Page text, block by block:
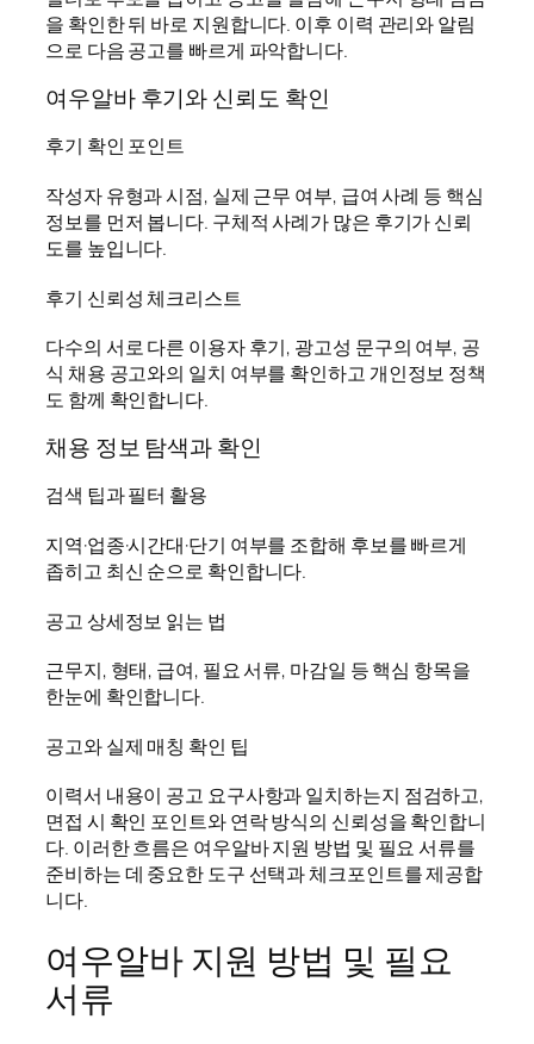
을 확인한 뒤 바로 지원합니다. 이후 이력 관리와 알림
으로 다음 공고를 빠르게 파악합니다.
여우알바 후기와 신뢰도 확인
후기 확인 포인트
작성자 유형과 시점, 실제 근무 여부, 급여 사례 등 핵심
정보를 먼저 봅니다. 구체적 사례가 많은 후기가 신뢰
도를 높입니다.
후기 신뢰성 체크리스트
다수의 서로 다른 이용자 후기, 광고성 문구의 여부, 공
식 채용 공고와의 일치 여부를 확인하고 개인정보 정책
도 함께 확인합니다.
채용 정보 탐색과 확인
검색 팁과 필터 활용
지역·업종·시간대·단기 여부를 조합해 후보를 빠르게
좁히고 최신 순으로 확인합니다.
공고 상세정보 읽는 법
근무지, 형태, 급여, 필요 서류, 마감일 등 핵심 항목을
한눈에 확인합니다.
공고와 실제 매칭 확인 팁
이력서 내용이 공고 요구사항과 일치하는지 점검하고,
면접 시 확인 포인트와 연락 방식의 신뢰성을 확인합니
다. 이러한 흐름은 여우알바 지원 방법 및 필요 서류를
준비하는 데 중요한 도구 선택과 체크포인트를 제공합
니다.
여우알바 지원 방법 및 필요
서류